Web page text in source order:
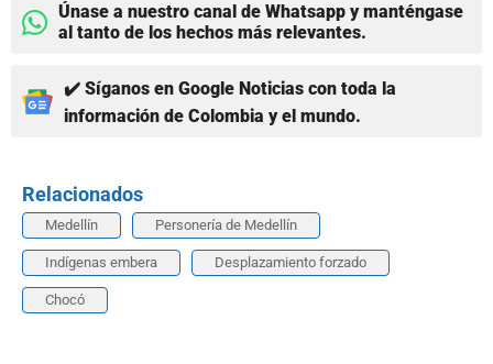
Únase a nuestro canal de Whatsapp y manténgase
al tanto de los hechos más relevantes.
✔️ Síganos en Google Noticias con toda la
información de Colombia y el mundo.
Relacionados
Medellín Personería de Medellín
Indígenas embera Desplazamiento forzado
Chocó